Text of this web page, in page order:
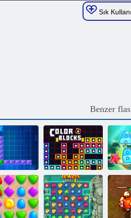
Sık
Benzer
Tentrix Renkli bloklar